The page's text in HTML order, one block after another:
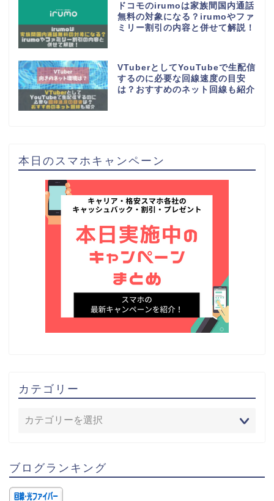
ドコモのirumoは家族間国内通話
無料の対象になる？irumoやファ
ミリー割引の内容と併せて解説！
VTuberとしてYouTubeで生配信
するのに必要な回線速度の目安
は？おすすめのネット回線も紹介
本日のスマホキャンペーン
カテゴリー
ブログランキング